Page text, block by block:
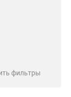
фильтры